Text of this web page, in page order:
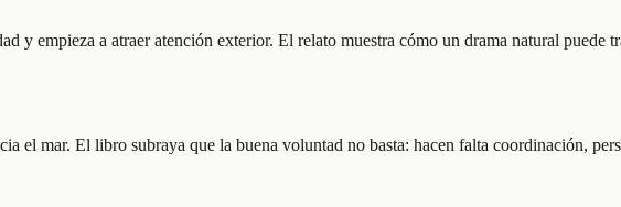
y empieza a atraer atención exterior. El relato muestra cómo un drama natural puede
el mar. El libro subraya que la buena voluntad no basta: hacen falta coordinación,